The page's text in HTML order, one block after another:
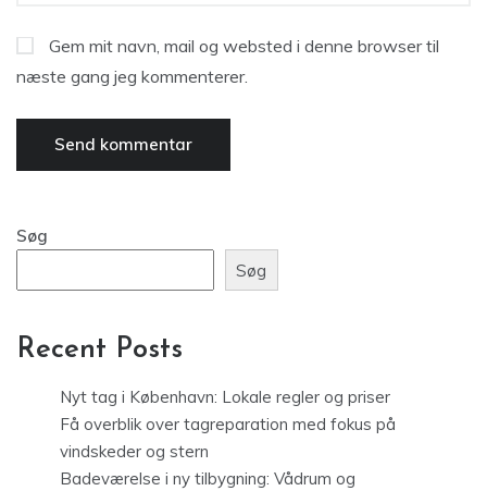
Gem mit navn, mail og websted i denne browser til
næste gang jeg kommenterer.
Søg
Søg
Recent Posts
Nyt tag i København: Lokale regler og priser
Få overblik over tagreparation med fokus på
vindskeder og stern
Badeværelse i ny tilbygning: Vådrum og